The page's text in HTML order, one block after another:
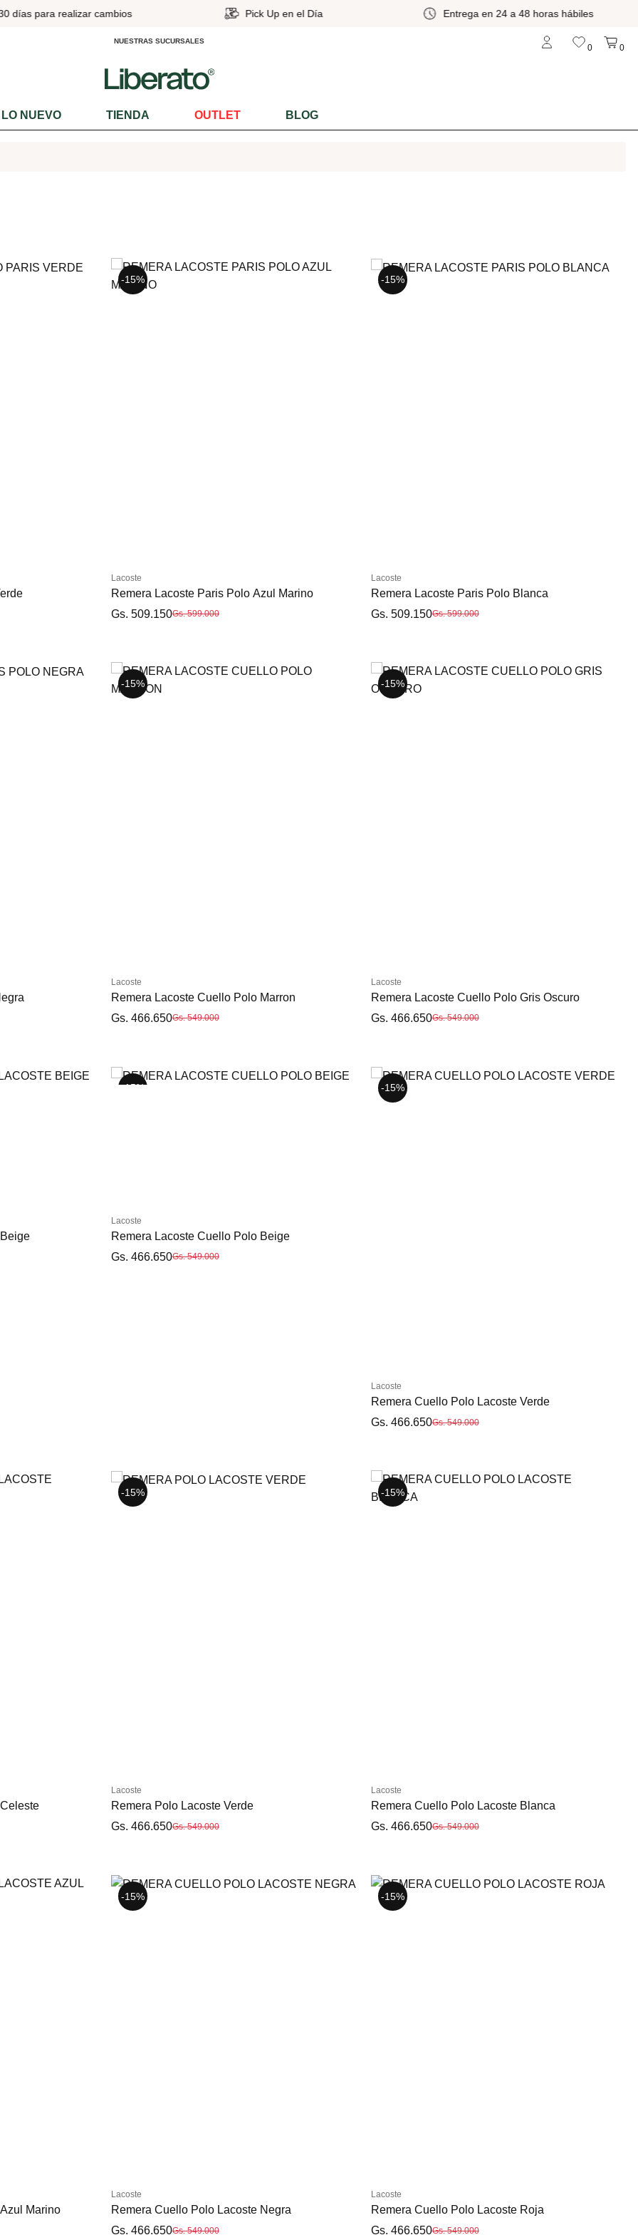
días para realizar cambios Pick Up en el Día Entrega en 24 a 48 horas hábiles
NUESTRAS SUCURSALES
0 0
LO NUEVO TIENDA OUTLET BLOG
-15% -15%
-15% -15%
Lacoste
Remera Lacoste Paris Polo Azul Marino
Gs. 509.150Gs. 599.000
-15% -15%
Lacoste
Remera Lacoste Paris Polo Blanca
Gs. 509.150Gs. 599.000
-15% -15%
-15% -15%
Lacoste
Remera Lacoste Cuello Polo Marron
Gs. 466.650Gs. 549.000
-15% -15%
Lacoste
Remera Lacoste Cuello Polo Gris Oscuro
Gs. 466.650Gs. 549.000
-15%
-15% -15%
Lacoste
Remera Lacoste Cuello Polo Beige
Gs. 466.650Gs. 549.000
-15% -15%
Lacoste
Remera Cuello Polo Lacoste Verde
Gs. 466.650Gs. 549.000
-15% -15%
Celeste
-15% -15%
Lacoste
Remera Polo Lacoste Verde
Gs. 466.650Gs. 549.000
-15% -15%
Lacoste
Remera Cuello Polo Lacoste Blanca
Gs. 466.650Gs. 549.000
-15% -15%
Marino
-15% -15%
Lacoste
Remera Cuello Polo Lacoste Negra
Gs. 466.650Gs. 549.000
-15% -15%
Lacoste
Remera Cuello Polo Lacoste Roja
Gs. 466.650Gs. 549.000